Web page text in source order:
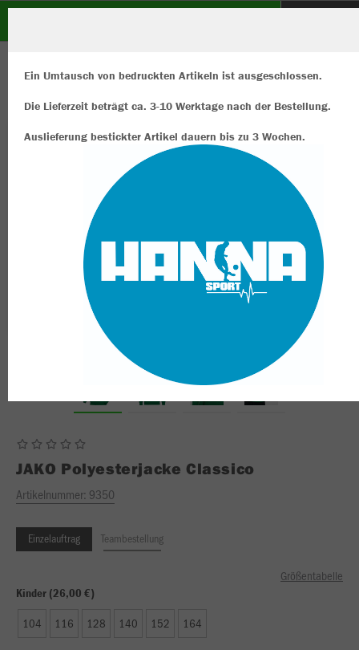
JAKO Polyesterjacke Classico
Artikelnummer: 9350
Einzelauftrag Teambestellung
Größentabelle
Kinder (26,00 €)
104 116 128 140 152 164
Ein Umtausch von bedruckten Artikeln ist ausgeschlossen.
Die Lieferzeit beträgt ca. 3-10 Werktage nach der Bestellung.
Auslieferung bestickter Artikel dauern bis zu 3 Wochen.
Wir verwenden Cookies
Durch die Analyse der Besucherdaten können wir dir personalisierte
Inhalte anzeigen und unsere Website verbessern. Weitere
zu den Cookies findest Du in den Einstellungen.
Alle ablehnen
mehr Infos